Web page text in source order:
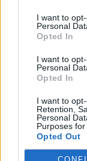
I want to
Personal
Opted In
I want to
Personal
Opted In
I want to
Retention,
Personal
Purposes for
Opted Out
Los